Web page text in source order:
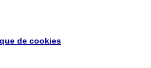
Couturier
de cookies